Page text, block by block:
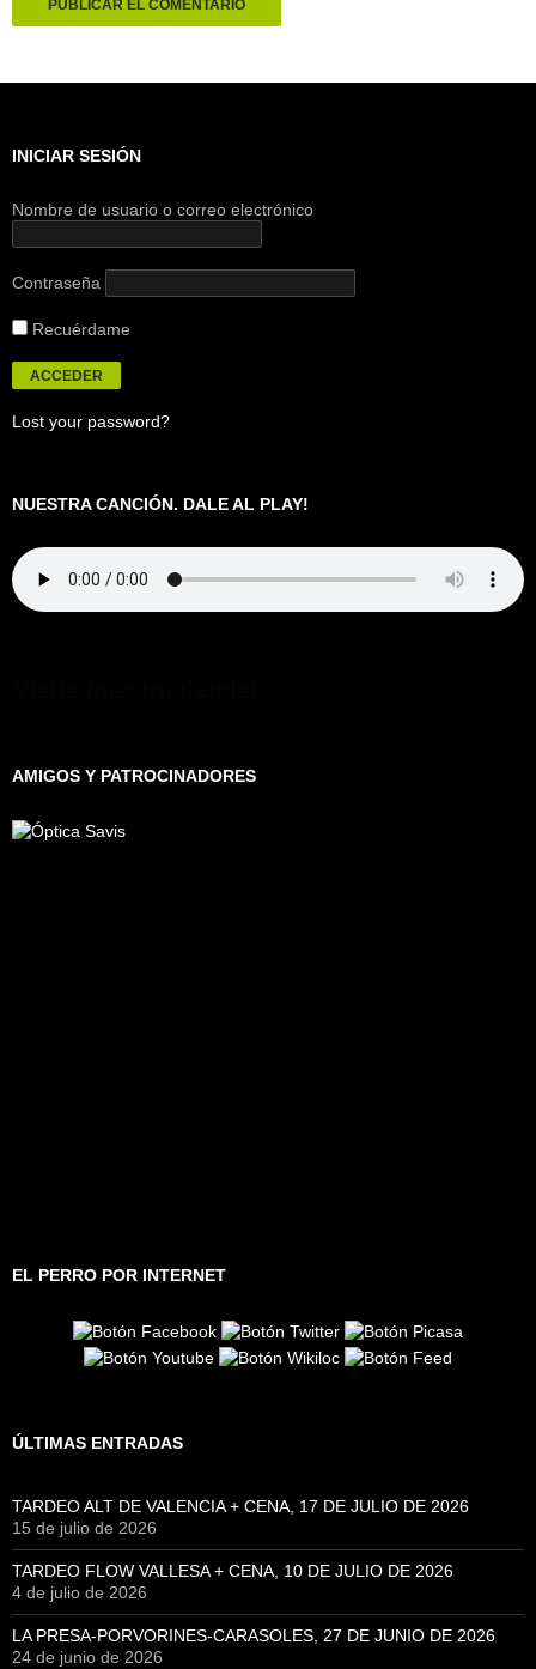
INICIAR SESIÓN
Nombre de usuario o correo electrónico
Contraseña
Recuérdame
Lost your password?
NUESTRA CANCIÓN. DALE AL PLAY!
AMIGOS Y PATROCINADORES
EL PERRO POR INTERNET
ÚLTIMAS ENTRADAS
TARDEO ALT DE VALENCIA + CENA, 17 DE JULIO DE 2026
15 de julio de 2026
TARDEO FLOW VALLESA + CENA, 10 DE JULIO DE 2026
4 de julio de 2026
LA PRESA-PORVORINES-CARASOLES, 27 DE JUNIO DE 2026
24 de junio de 2026